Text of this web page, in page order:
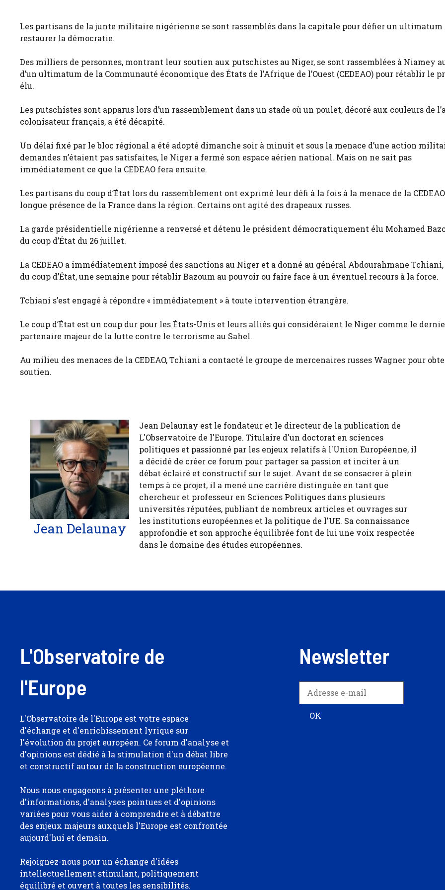
Les partisans de la junte militaire nigérienne se sont rassemblés dans la capitale pour défier un
restaurer la démocratie.
Des milliers de personnes, montrant leur soutien aux putschistes au Niger, se sont rassemblées à Niamey
d’un ultimatum de la Communauté économique des États de l’Afrique de l’Ouest (CEDEAO) pour rétablir le
élu.
Les putschistes sont apparus lors d’un rassemblement dans un stade où un poulet, décoré aux couleurs de
colonisateur français, a été décapité.
Un délai fixé par le bloc régional a été adopté dimanche soir à minuit et sous la menace d’une action
demandes n’étaient pas satisfaites, le Niger a fermé son espace aérien national. Mais on ne sait pas
immédiatement ce que la CEDEAO fera ensuite.
Les partisans du coup d’État lors du rassemblement ont exprimé leur défi à la fois à la menace de la
longue présence de la France dans la région. Certains ont agité des drapeaux russes.
La garde présidentielle nigérienne a renversé et détenu le président démocratiquement élu Mohamed
du coup d’État du 26 juillet.
La CEDEAO a immédiatement imposé des sanctions au Niger et a donné au général Abdourahmane
du coup d’État, une semaine pour rétablir Bazoum au pouvoir ou faire face à un éventuel recours à la force.
Tchiani s’est engagé à répondre « immédiatement » à toute intervention étrangère.
Le coup d’État est un coup dur pour les États-Unis et leurs alliés qui considéraient le Niger comme le
partenaire majeur de la lutte contre le terrorisme au Sahel.
Au milieu des menaces de la CEDEAO, Tchiani a contacté le groupe de mercenaires russes Wagner pour
soutien.
Jean Delaunay
Jean Delaunay est le fondateur et le directeur de la publication de
L'Observatoire de l'Europe. Titulaire d'un doctorat en sciences
politiques et passionné par les enjeux relatifs à l'Union Européenne, il
a décidé de créer ce forum pour partager sa passion et inciter à un
débat éclairé et constructif sur le sujet. Avant de se consacrer à plein
temps à ce projet, il a mené une carrière distinguée en tant que
chercheur et professeur en Sciences Politiques dans plusieurs
universités réputées, publiant de nombreux articles et ouvrages sur
les institutions européennes et la politique de l'UE. Sa connaissance
approfondie et son approche équilibrée font de lui une voix respectée
dans le domaine des études européennes.
L'Observatoire de
l'Europe
L'Observatoire de l'Europe est votre espace
d'échange et d'enrichissement lyrique sur
l'évolution du projet européen. Ce forum d'analyse et
d'opinions est dédié à la stimulation d'un débat libre
et constructif autour de la construction européenne.
Nous nous engageons à présenter une pléthore
d'informations, d'analyses pointues et d'opinions
variées pour vous aider à comprendre et à débattre
des enjeux majeurs auxquels l'Europe est confrontée
aujourd'hui et demain.
Rejoignez-nous pour un échange d'idées
intellectuellement stimulant, politiquement
équilibré et ouvert à toutes les sensibilités.
Newsletter